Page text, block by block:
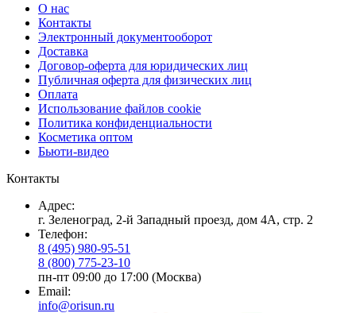
О нас
Контакты
Электронный документооборот
Доставка
Договор-оферта для юридических лиц
Публичная оферта для физических лиц
Оплата
Использование файлов cookie
Политика конфиденциальности
Косметика оптом
Бьюти-видео
Контакты
Адрес:
г. Зеленоград, 2-й Западный проезд, дом 4А, стр. 2
Телефон:
8 (495) 980-95-51
8 (800) 775-23-10
пн-пт 09:00 до 17:00 (Москва)
Email:
info@orisun.ru